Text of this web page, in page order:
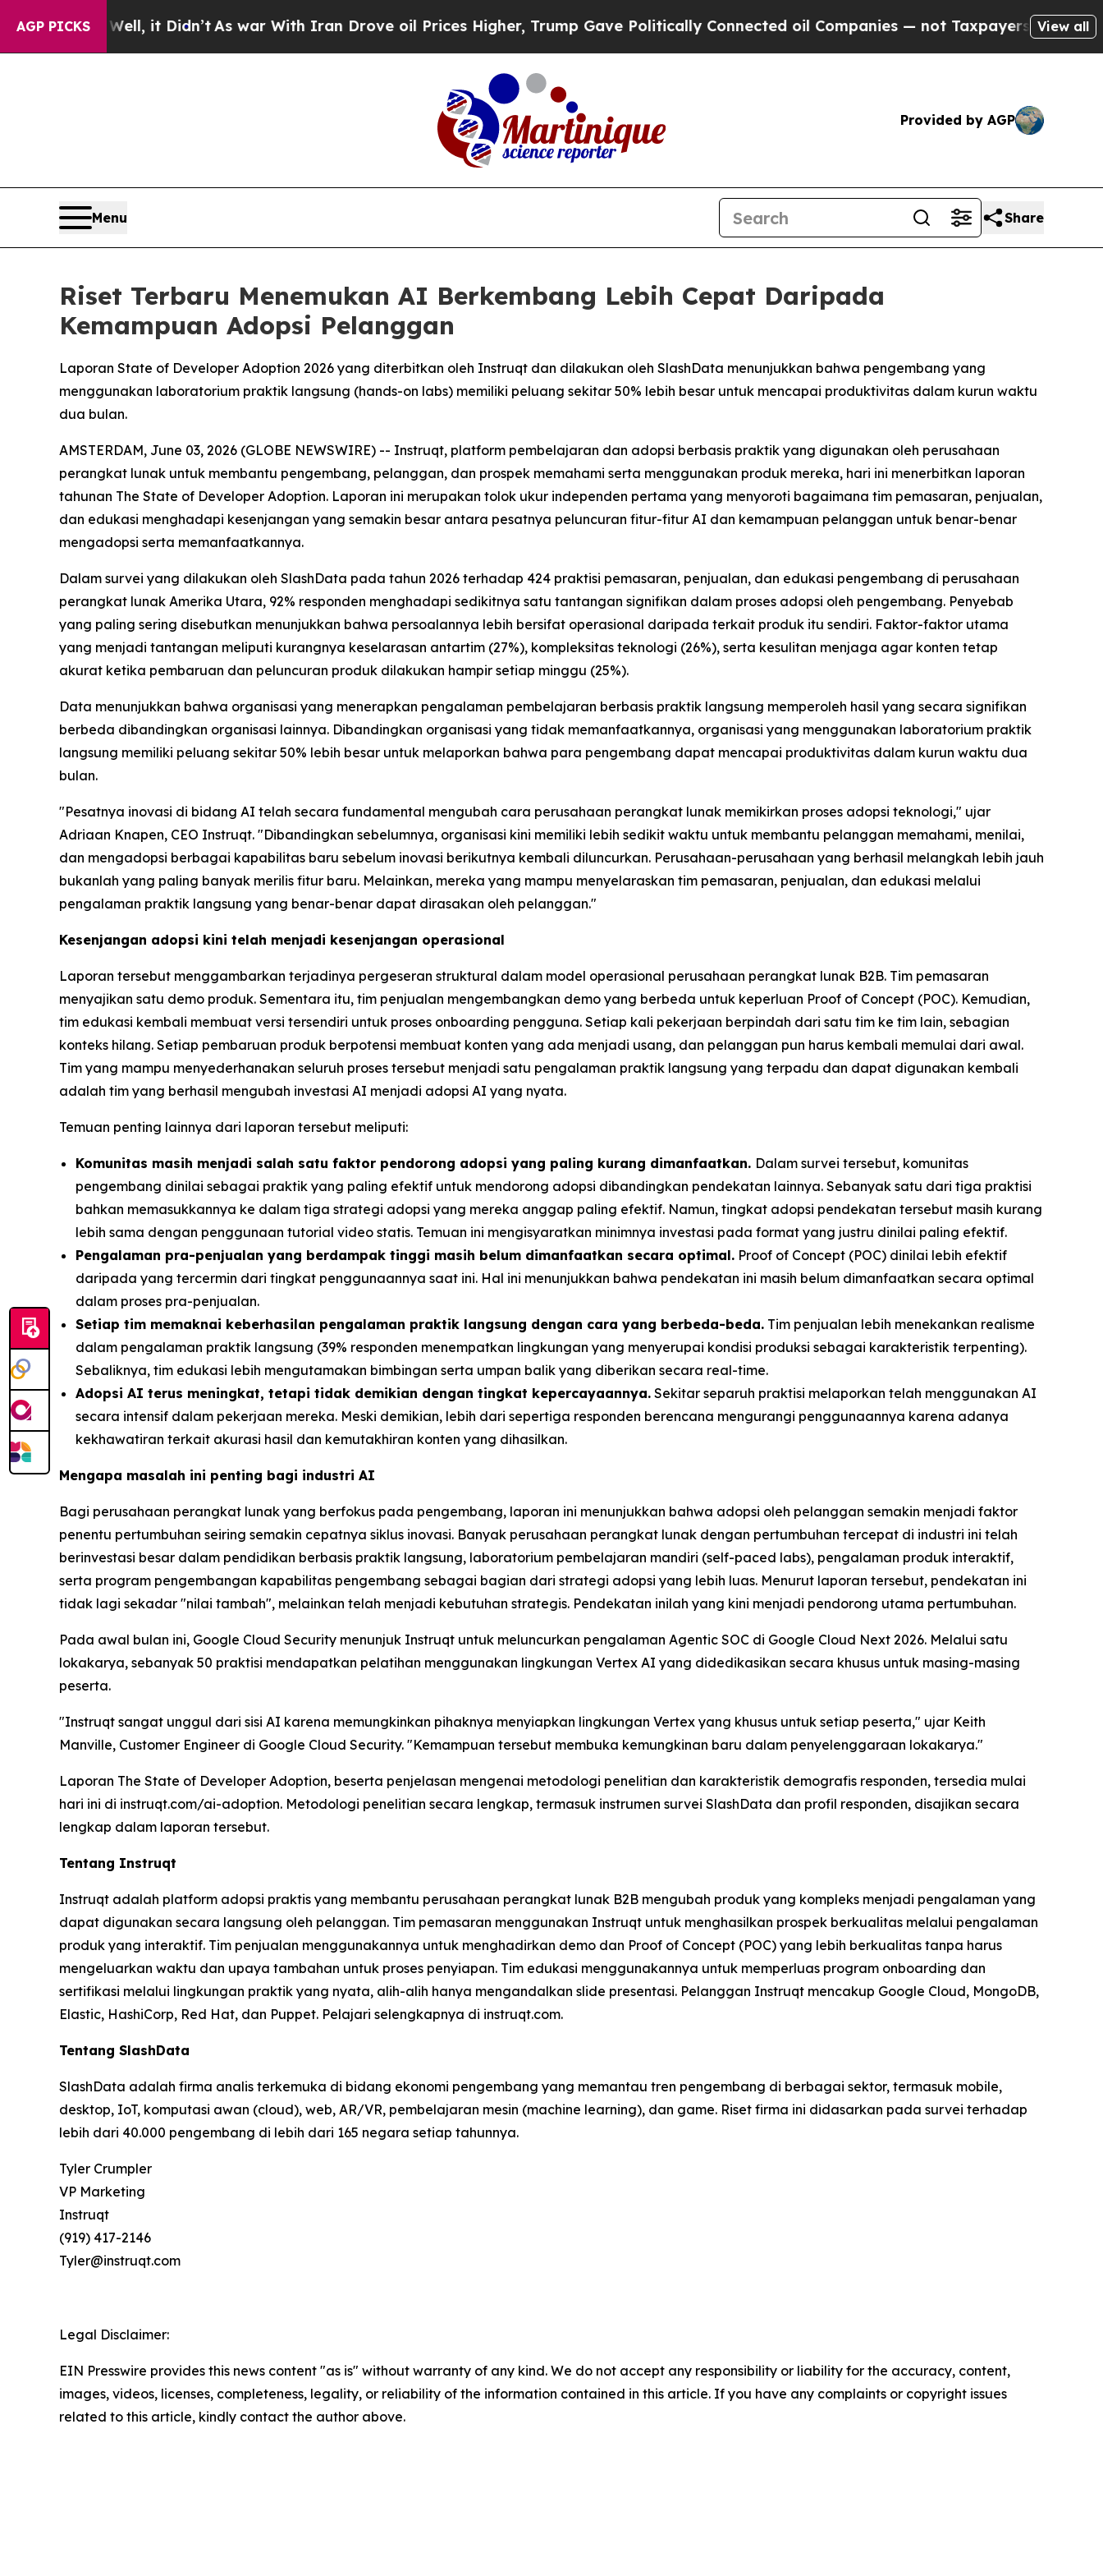
AGP PICKS
Well, it Didn’tAs war With Iran Drove oil Prices Higher, Trump Gave Politically Connected oil Companies — not Taxpayers — the Chance to
View all
Provided by AGP
Menu Share
Riset Terbaru Menemukan AI Berkembang Lebih Cepat Daripada
Kemampuan Adopsi Pelanggan
Laporan State of Developer Adoption 2026 yang diterbitkan oleh Instruqt dan dilakukan oleh SlashData menunjukkan bahwa pengembang yang
menggunakan laboratorium praktik langsung (hands-on labs) memiliki peluang sekitar 50% lebih besar untuk mencapai produktivitas dalam kurun waktu
dua bulan.
AMSTERDAM, June 03, 2026 (GLOBE NEWSWIRE) -- Instruqt, platform pembelajaran dan adopsi berbasis praktik yang digunakan oleh perusahaan
perangkat lunak untuk membantu pengembang, pelanggan, dan prospek memahami serta menggunakan produk mereka, hari ini menerbitkan laporan
tahunan The State of Developer Adoption. Laporan ini merupakan tolok ukur independen pertama yang menyoroti bagaimana tim pemasaran, penjualan,
dan edukasi menghadapi kesenjangan yang semakin besar antara pesatnya peluncuran fitur-fitur AI dan kemampuan pelanggan untuk benar-benar
mengadopsi serta memanfaatkannya.
Dalam survei yang dilakukan oleh SlashData pada tahun 2026 terhadap 424 praktisi pemasaran, penjualan, dan edukasi pengembang di perusahaan
perangkat lunak Amerika Utara, 92% responden menghadapi sedikitnya satu tantangan signifikan dalam proses adopsi oleh pengembang. Penyebab
yang paling sering disebutkan menunjukkan bahwa persoalannya lebih bersifat operasional daripada terkait produk itu sendiri. Faktor-faktor utama
yang menjadi tantangan meliputi kurangnya keselarasan antartim (27%), kompleksitas teknologi (26%), serta kesulitan menjaga agar konten tetap
akurat ketika pembaruan dan peluncuran produk dilakukan hampir setiap minggu (25%).
Data menunjukkan bahwa organisasi yang menerapkan pengalaman pembelajaran berbasis praktik langsung memperoleh hasil yang secara signifikan
berbeda dibandingkan organisasi lainnya. Dibandingkan organisasi yang tidak memanfaatkannya, organisasi yang menggunakan laboratorium praktik
langsung memiliki peluang sekitar 50% lebih besar untuk melaporkan bahwa para pengembang dapat mencapai produktivitas dalam kurun waktu dua
bulan.
"Pesatnya inovasi di bidang AI telah secara fundamental mengubah cara perusahaan perangkat lunak memikirkan proses adopsi teknologi," ujar
Adriaan Knapen, CEO Instruqt. "Dibandingkan sebelumnya, organisasi kini memiliki lebih sedikit waktu untuk membantu pelanggan memahami, menilai,
dan mengadopsi berbagai kapabilitas baru sebelum inovasi berikutnya kembali diluncurkan. Perusahaan-perusahaan yang berhasil melangkah lebih jauh
bukanlah yang paling banyak merilis fitur baru. Melainkan, mereka yang mampu menyelaraskan tim pemasaran, penjualan, dan edukasi melalui
pengalaman praktik langsung yang benar-benar dapat dirasakan oleh pelanggan."
Kesenjangan adopsi kini telah menjadi kesenjangan operasional
Laporan tersebut menggambarkan terjadinya pergeseran struktural dalam model operasional perusahaan perangkat lunak B2B. Tim pemasaran
menyajikan satu demo produk. Sementara itu, tim penjualan mengembangkan demo yang berbeda untuk keperluan Proof of Concept (POC). Kemudian,
tim edukasi kembali membuat versi tersendiri untuk proses onboarding pengguna. Setiap kali pekerjaan berpindah dari satu tim ke tim lain, sebagian
konteks hilang. Setiap pembaruan produk berpotensi membuat konten yang ada menjadi usang, dan pelanggan pun harus kembali memulai dari awal.
Tim yang mampu menyederhanakan seluruh proses tersebut menjadi satu pengalaman praktik langsung yang terpadu dan dapat digunakan kembali
adalah tim yang berhasil mengubah investasi AI menjadi adopsi AI yang nyata.
Temuan penting lainnya dari laporan tersebut meliputi:
Komunitas masih menjadi salah satu faktor pendorong adopsi yang paling kurang dimanfaatkan. Dalam survei tersebut, komunitas
pengembang dinilai sebagai praktik yang paling efektif untuk mendorong adopsi dibandingkan pendekatan lainnya. Sebanyak satu dari tiga praktisi
bahkan memasukkannya ke dalam tiga strategi adopsi yang mereka anggap paling efektif. Namun, tingkat adopsi pendekatan tersebut masih kurang
lebih sama dengan penggunaan tutorial video statis. Temuan ini mengisyaratkan minimnya investasi pada format yang justru dinilai paling efektif.
Pengalaman pra-penjualan yang berdampak tinggi masih belum dimanfaatkan secara optimal. Proof of Concept (POC) dinilai lebih efektif
daripada yang tercermin dari tingkat penggunaannya saat ini. Hal ini menunjukkan bahwa pendekatan ini masih belum dimanfaatkan secara optimal
dalam proses pra-penjualan.
Setiap tim memaknai keberhasilan pengalaman praktik langsung dengan cara yang berbeda-beda. Tim penjualan lebih menekankan realisme
dalam pengalaman praktik langsung (39% responden menempatkan lingkungan yang menyerupai kondisi produksi sebagai karakteristik terpenting).
Sebaliknya, tim edukasi lebih mengutamakan bimbingan serta umpan balik yang diberikan secara real-time.
Adopsi AI terus meningkat, tetapi tidak demikian dengan tingkat kepercayaannya. Sekitar separuh praktisi melaporkan telah menggunakan AI
secara intensif dalam pekerjaan mereka. Meski demikian, lebih dari sepertiga responden berencana mengurangi penggunaannya karena adanya
kekhawatiran terkait akurasi hasil dan kemutakhiran konten yang dihasilkan.
Mengapa masalah ini penting bagi industri AI
Bagi perusahaan perangkat lunak yang berfokus pada pengembang, laporan ini menunjukkan bahwa adopsi oleh pelanggan semakin menjadi faktor
penentu pertumbuhan seiring semakin cepatnya siklus inovasi. Banyak perusahaan perangkat lunak dengan pertumbuhan tercepat di industri ini telah
berinvestasi besar dalam pendidikan berbasis praktik langsung, laboratorium pembelajaran mandiri (self-paced labs), pengalaman produk interaktif,
serta program pengembangan kapabilitas pengembang sebagai bagian dari strategi adopsi yang lebih luas. Menurut laporan tersebut, pendekatan ini
tidak lagi sekadar "nilai tambah", melainkan telah menjadi kebutuhan strategis. Pendekatan inilah yang kini menjadi pendorong utama pertumbuhan.
Pada awal bulan ini, Google Cloud Security menunjuk Instruqt untuk meluncurkan pengalaman Agentic SOC di Google Cloud Next 2026. Melalui satu
lokakarya, sebanyak 50 praktisi mendapatkan pelatihan menggunakan lingkungan Vertex AI yang didedikasikan secara khusus untuk masing-masing
peserta.
"Instruqt sangat unggul dari sisi AI karena memungkinkan pihaknya menyiapkan lingkungan Vertex yang khusus untuk setiap peserta," ujar Keith
Manville, Customer Engineer di Google Cloud Security. "Kemampuan tersebut membuka kemungkinan baru dalam penyelenggaraan lokakarya."
Laporan The State of Developer Adoption, beserta penjelasan mengenai metodologi penelitian dan karakteristik demografis responden, tersedia mulai
hari ini di instruqt.com/ai-adoption. Metodologi penelitian secara lengkap, termasuk instrumen survei SlashData dan profil responden, disajikan secara
lengkap dalam laporan tersebut.
Tentang Instruqt
Instruqt adalah platform adopsi praktis yang membantu perusahaan perangkat lunak B2B mengubah produk yang kompleks menjadi pengalaman yang
dapat digunakan secara langsung oleh pelanggan. Tim pemasaran menggunakan Instruqt untuk menghasilkan prospek berkualitas melalui pengalaman
produk yang interaktif. Tim penjualan menggunakannya untuk menghadirkan demo dan Proof of Concept (POC) yang lebih berkualitas tanpa harus
mengeluarkan waktu dan upaya tambahan untuk proses penyiapan. Tim edukasi menggunakannya untuk memperluas program onboarding dan
sertifikasi melalui lingkungan praktik yang nyata, alih-alih hanya mengandalkan slide presentasi. Pelanggan Instruqt mencakup Google Cloud, MongoDB,
Elastic, HashiCorp, Red Hat, dan Puppet. Pelajari selengkapnya di instruqt.com.
Tentang SlashData
SlashData adalah firma analis terkemuka di bidang ekonomi pengembang yang memantau tren pengembang di berbagai sektor, termasuk mobile,
desktop, IoT, komputasi awan (cloud), web, AR/VR, pembelajaran mesin (machine learning), dan game. Riset firma ini didasarkan pada survei terhadap
lebih dari 40.000 pengembang di lebih dari 165 negara setiap tahunnya.
Tyler Crumpler
VP Marketing
Instruqt
(919) 417-2146
Tyler@instruqt.com
Legal Disclaimer:
EIN Presswire provides this news content "as is" without warranty of any kind. We do not accept any responsibility or liability for the accuracy, content,
images, videos, licenses, completeness, legality, or reliability of the information contained in this article. If you have any complaints or copyright issues
related to this article, kindly contact the author above.